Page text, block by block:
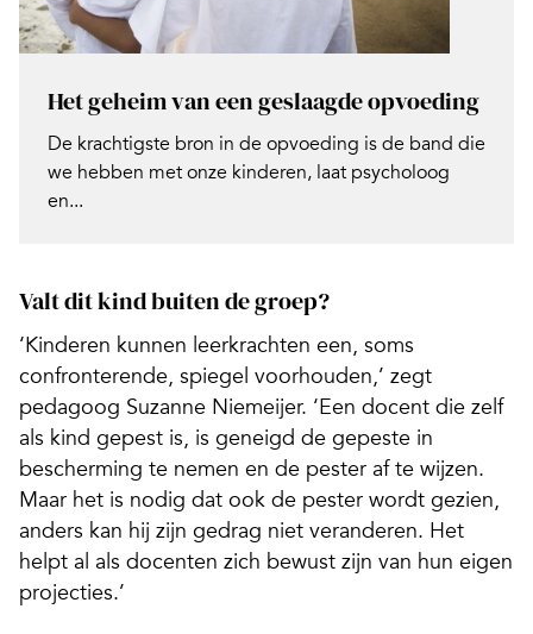
Het geheim van een geslaagde opvoeding
De krachtigste bron in de opvoeding is de band die
we hebben met onze kinderen, laat psycholoog
en...
Valt dit kind buiten de groep?
‘Kinderen kunnen leerkrachten een, soms
confronterende, spiegel voorhouden,’ zegt
pedagoog Suzanne Niemeijer. ‘Een docent die zelf
als kind gepest is, is geneigd de gepeste in
bescherming te nemen en de pester af te wijzen.
Maar het is nodig dat ook de pester wordt gezien,
anders kan hij zijn gedrag niet veranderen. Het
helpt al als docenten zich bewust zijn van hun eigen
projecties.’